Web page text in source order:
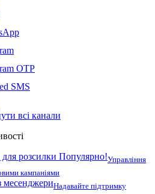
OTP
SMS
всі канали
розсилки Популярно!Управління
кампаніями
месенджериНадавайте підтримку